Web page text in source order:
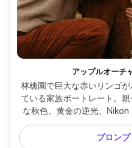
アップルオーチ
林檎園で巨大な赤いリンゴ
ている家族ポートレート。
な秋色、黄金の逆光、
間的な構図、クリーミーな
かなノスタルジ
プロン